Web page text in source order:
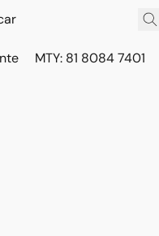
MTY: 81 8084 7401